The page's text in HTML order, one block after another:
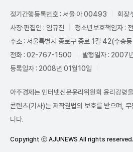
정기간행등록번호 : 서울 아 00493
회장
사장·편집인 : 임규진
청소년보호책임자 :
주소 : 서울특별시 종로구 종로 1길 42(수송
전화 : 02-767-1500
발행일자 : 2007
등록일자 : 2008년 01월10일
아주경제는 인터넷신문윤리위원회 윤리강령
콘텐츠(기사)는 저작권법의 보호를 받으며,
니다.
Copyright ⓒ AJUNEWS All rights reserved.